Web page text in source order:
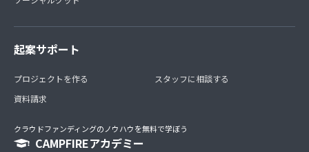
起案サポート
プロジェクトを作る
資料請求
スタッフに相談する
クラウドファンディングのノウハウを無料で学ぼう
CAMPFIREアカデミー